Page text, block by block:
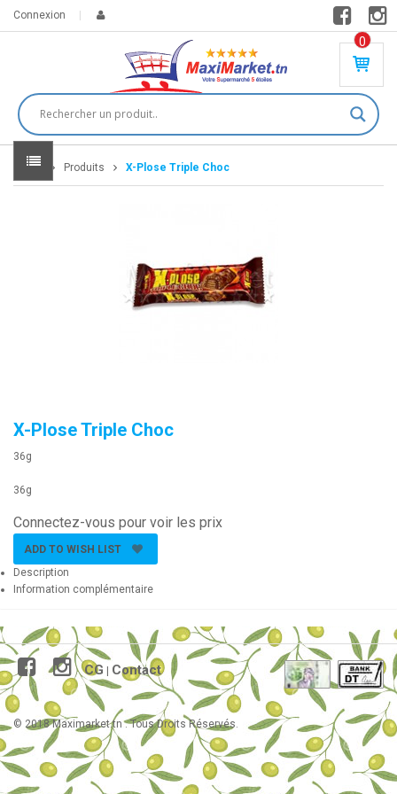
Connexion
0
PR
DU
IT(
S)
Home Produits X-Plose Triple Choc
X-Plose Triple Choc
36g
36g
Connectez-vous pour voir les prix
ADD TO WISH LIST
Description
Information complémentaire
CG Contact
© 2018 Maximarket.tn . Tous Droits Réservés.